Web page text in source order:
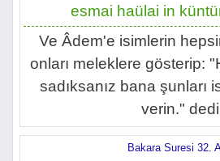
esmai haülai in
Ve Âdem'e isimlerin
onları meleklere gösterip:
sadıksanız bana şunları
verin."
Bakara Suresi 32.